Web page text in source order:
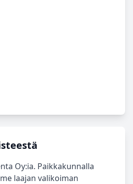
Oy:ia. Paikkakunnalla
laajan valikoiman